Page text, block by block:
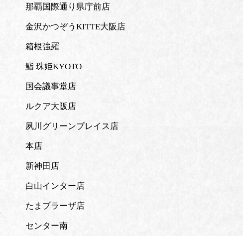
那覇国際通り県庁前店
金沢かつぞうKITTE大阪店
箱根強羅
鮨 珠姫KYOTO
国会議事堂店
ルクア大阪店
夙川グリーンプレイス店
本店
新神田店
白山インター店
たまプラーザ店
センター南